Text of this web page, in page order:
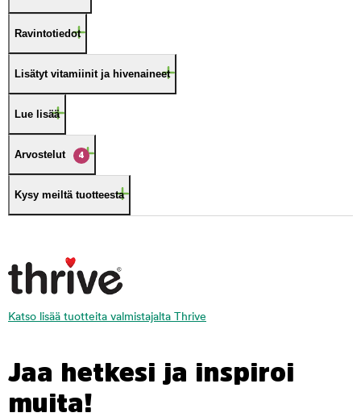
Ravintotiedot
Lisätyt vitamiinit ja hivenaineet
Lue lisää
Arvostelut 4
Kysy meiltä tuotteesta
Katso lisää tuotteita valmistajalta Thrive
Jaa hetkesi ja inspiroi
muita!